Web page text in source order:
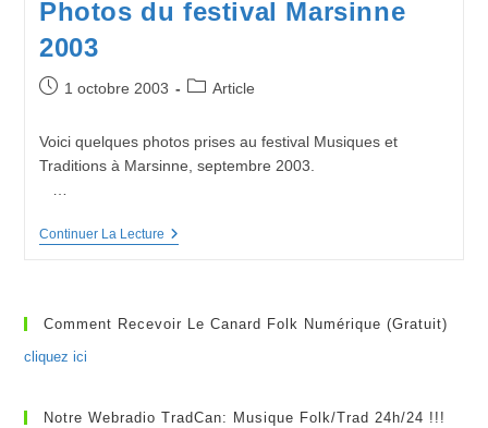
DE
A
MICHEL
Samedi
10
Septembre
Photos du festival Marsinne
2003
Publication
1 octobre 2003
PostArticle
Voici quelques photos prises au festival Musiques et
Traditions à Marsinne, septembre 2003.
…
Continuer La LecturePhotos
Comment Recevoir Le Canard Folk Numérique (gratuit)
cliquez ici
Notre Webradio TradCan: Musique Folk/Trad 24h/24 !!!